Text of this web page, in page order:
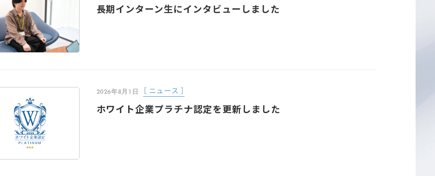
長期インターン生にインタビューしました
2026年8月1日 ［ ニュース ］
ホワイト企業プラチナ認定を更新しました